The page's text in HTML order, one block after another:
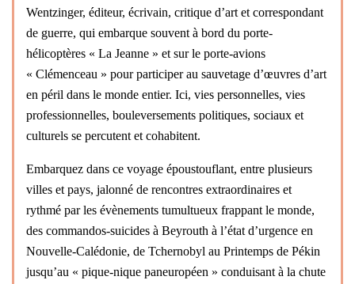
Wentzinger, éditeur, écrivain, critique d’art et correspondant
de guerre, qui embarque souvent à bord du porte-
hélicoptères « La Jeanne » et sur le porte-avions
« Clémenceau » pour participer au sauvetage d’œuvres d’art
en péril dans le monde entier. Ici, vies personnelles, vies
professionnelles, bouleversements politiques, sociaux et
culturels se percutent et cohabitent.
Embarquez dans ce voyage époustouflant, entre plusieurs
villes et pays, jalonné de rencontres extraordinaires et
rythmé par les évènements tumultueux frappant le monde,
des commandos-suicides à Beyrouth à l’état d’urgence en
Nouvelle-Calédonie, de Tchernobyl au Printemps de Pékin
jusqu’au « pique-nique paneuropéen » conduisant à la chute